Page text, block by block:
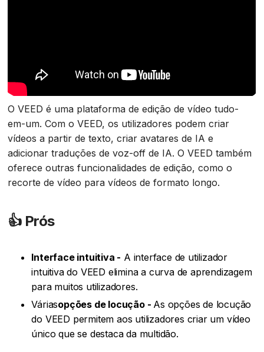
O VEED é uma plataforma de edição de vídeo tudo-
em-um. Com o VEED, os utilizadores podem criar
vídeos a partir de texto, criar avatares de IA e
adicionar traduções de voz-off de IA. O VEED também
oferece outras funcionalidades de edição, como o
recorte de vídeo para vídeos de formato longo.
👍 Prós‍
Interface intuitiva - A interface de utilizador
intuitiva do VEED elimina a curva de aprendizagem
para muitos utilizadores.
‍Váriasopções de locução - As opções de locução
do VEED permitem aos utilizadores criar um vídeo
único que se destaca da multidão.